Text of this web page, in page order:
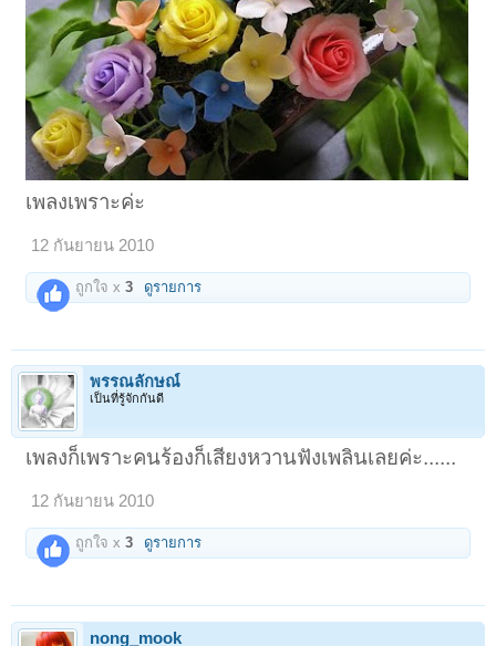
เพลงเพราะค่ะ
12 กันยายน 2010
ถูกใจ x3 ดูรายการ
พรรณลักษณ์
เป็นที่รู้จักกันดี
เพลงก็เพราะคนร้องก็เสียงหวานฟังเพลินเลยค่ะ......
12 กันยายน 2010
ถูกใจ x3 ดูรายการ
nong_mook